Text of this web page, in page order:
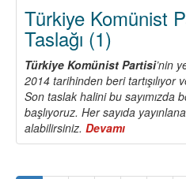
(2)
Türkiye Komünist
Taslağı (1)
Türkiye Komünist Partisi’nin
2014 tarihinden beri tartışılıyor
Son taslak halini bu sayımızda
başlıyoruz. Her sayıda
alabilirsiniz. Devamı
Türkiye
Partisi